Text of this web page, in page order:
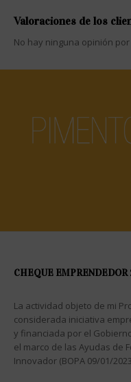
Valoraciones de los
No hay ninguna opinión
CHEQUE
La actividad objeto de mi
considerada iniciativa
y financiada por el
el marco de las Ayudas de
Innovador (BOPA 09/01/